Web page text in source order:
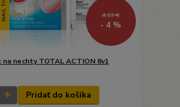
4,13 €
- 4 %
na nechty TOTAL ACTION 8v1
Pridať do košíka